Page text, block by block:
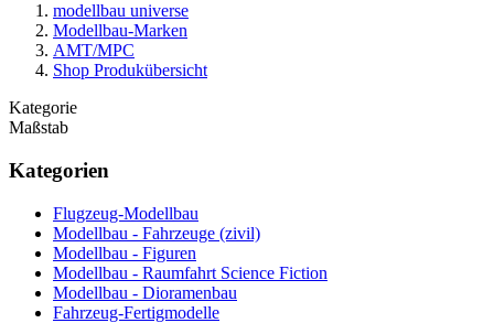
modellbau universe
Modellbau-Marken
AMT/MPC
Shop Produkübersicht
Kategorie
Maßstab
Kategorien
Flugzeug-Modellbau
Modellbau - Fahrzeuge (zivil)
Modellbau - Figuren
Modellbau - Raumfahrt Science Fiction
Modellbau - Dioramenbau
Fahrzeug-Fertigmodelle